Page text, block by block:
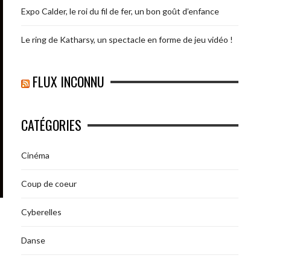
Expo Calder, le roi du fil de fer, un bon goût d’enfance
Le ring de Katharsy, un spectacle en forme de jeu vidéo !
FLUX INCONNU
CATÉGORIES
Cinéma
Coup de coeur
Cyberelles
Danse